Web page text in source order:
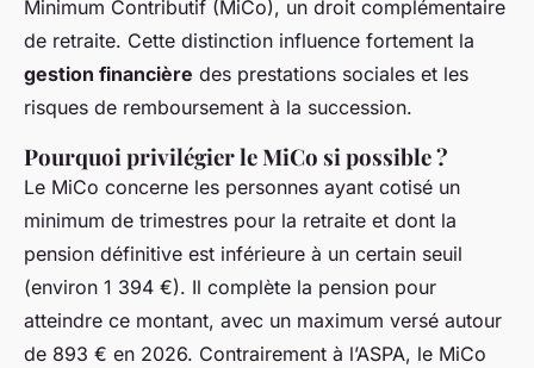
Minimum Contributif (MiCo), un droit complémentaire
de retraite. Cette distinction influence fortement la
gestion financière des prestations sociales et les
risques de remboursement à la succession.
Pourquoi privilégier le MiCo si possible ?
Le MiCo concerne les personnes ayant cotisé un
minimum de trimestres pour la retraite et dont la
pension définitive est inférieure à un certain seuil
(environ 1 394 €). Il complète la pension pour
atteindre ce montant, avec un maximum versé autour
de 893 € en 2026. Contrairement à l’ASPA, le MiCo